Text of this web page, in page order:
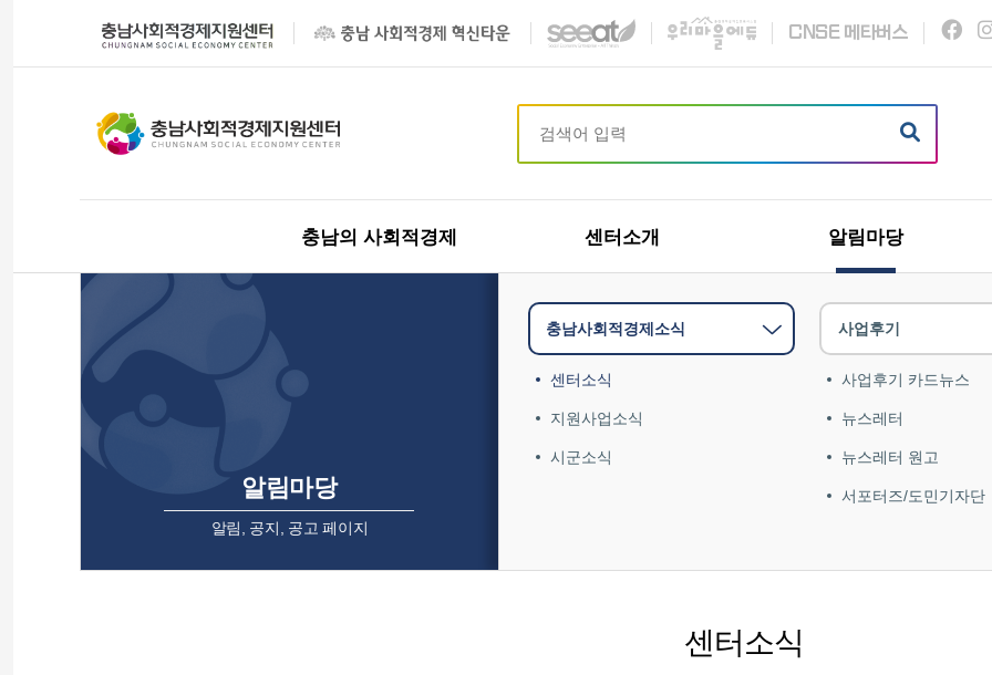
C NSE메타버스
충남의 사회적경제 센터소개 알림마당
알림마당
알림, 공지, 공고 페이지
충남사회적경제소식
센터소식
지원사업소식
시군소식
사업후기
사업후기 카드뉴스
뉴스레터
뉴스레터 원고
서포터즈/도민기자단
센터소식